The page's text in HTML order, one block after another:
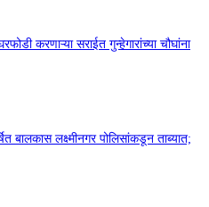
करणाऱ्या सराईत गुन्हेगारांच्या चौघांना
बालकास लक्ष्मीनगर पोलिसांकडून ताब्यात;